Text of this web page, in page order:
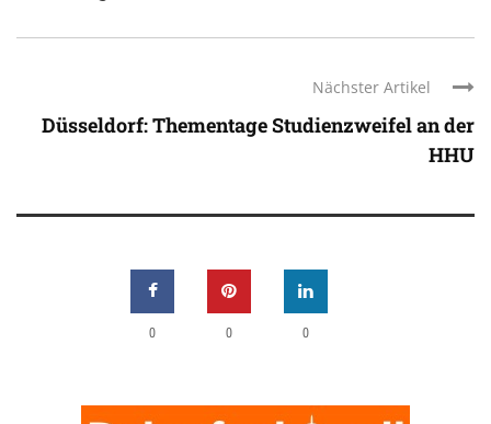
Nächster Artikel
Düsseldorf: Thementage Studienzweifel an der
HHU
0 0 0